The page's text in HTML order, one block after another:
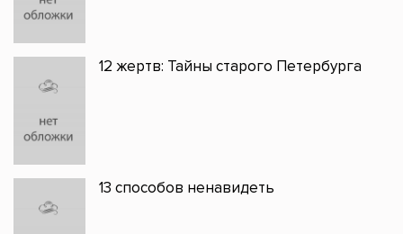
12 жертв: Тайны старого Петербурга
13 способов ненавидеть